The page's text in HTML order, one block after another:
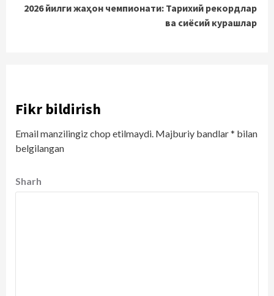
2026 йилги жаҳон чемпионати: Тарихий рекордлар
ва сиёсий курашлар
Fikr bildirish
Email manzilingiz chop etilmaydi. Majburiy bandlar* bilan
belgilangan
Sharh